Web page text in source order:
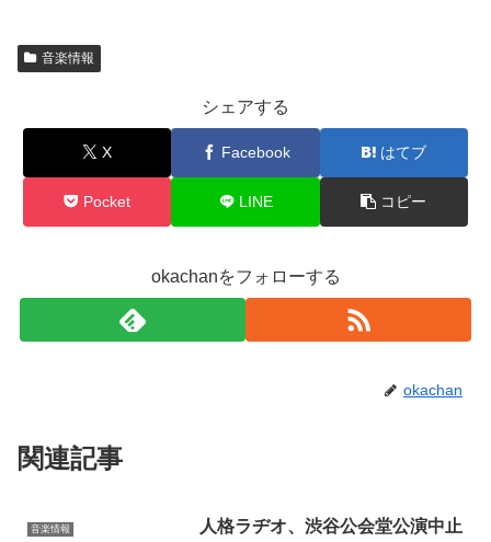
音楽情報
シェアする
X Facebook はてブ
Pocket LINE コピー
okachanをフォローする
okachan
関連記事
音楽情報 人格ラヂオ、渋谷公会堂公演中止